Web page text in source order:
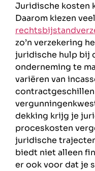
Juridische kosten
Daarom kiezen
zo’n verzekering
juridische hulp bij
onderneming te
variëren van
dekking krijg je
proceskosten
juridische
biedt niet alleen
er ook voor dat je